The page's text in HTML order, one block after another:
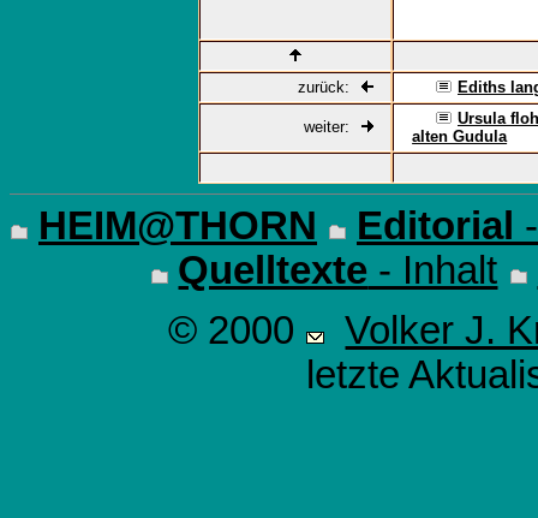
zurück: Ediths
weiter:
Ursula
alten Gudula
HEIM@THORN Editorial
Quelltexte - Inhalt
© 2000
Volker J.
letzte